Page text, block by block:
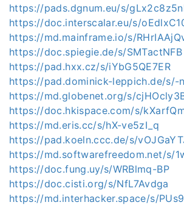
https://pads.dgnum.eu/s/
https://doc.interscalar.eu/s/
https://md.mainframe.io/s/
https://doc.spiegie.de/s/SMTactNFB
https://pad.hxx.cz/s/iYbG5QE7ER
https://pad.dominick-leppich.de/s/-
https://md.globenet.org/s/
https://doc.hkispace.com/s/
https://md.eris.cc/s/hX-ve5zI_q
https://pad.koeln.ccc.de/s/
https://md.softwarefreedom.net/s/
https://doc.fung.uy/s/WRBlmq-BP
https://doc.cisti.org/s/NfL7Avdga
https://md.interhacker.space/s/